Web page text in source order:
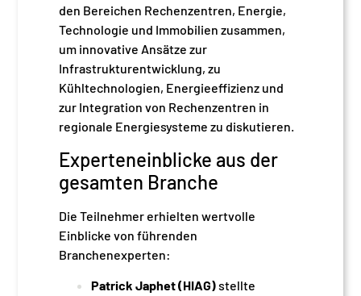
den Bereichen Rechenzentren, Energie,
Technologie und Immobilien zusammen,
um innovative Ansätze zur
Infrastrukturentwicklung, zu
Kühltechnologien, Energieeffizienz und
zur Integration von Rechenzentren in
regionale Energiesysteme zu diskutieren.
Experteneinblicke aus der
gesamten Branche
Die Teilnehmer erhielten wertvolle
Einblicke von führenden
Branchenexperten:
Patrick Japhet (HIAG)stellte